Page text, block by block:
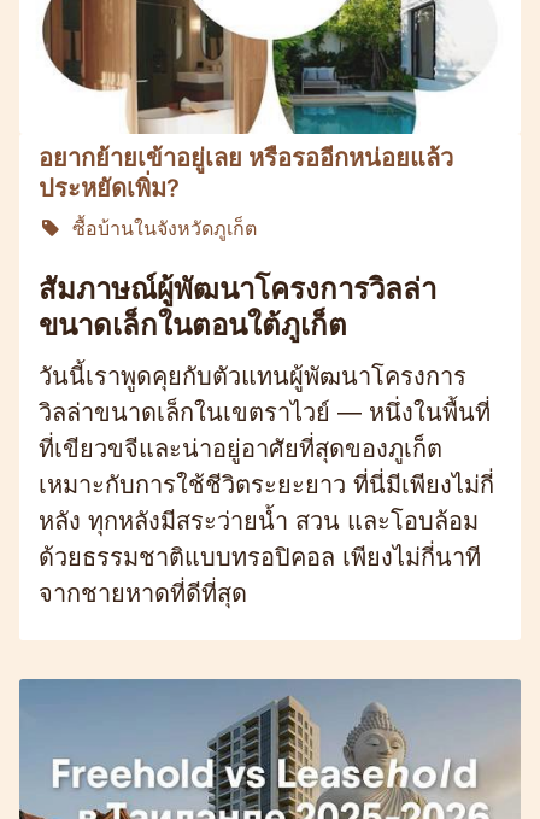
อยากย้ายเข้าอยู่เลย หรือรออีกหน่อยแล้ว
ประหยัดเพิ่ม?
ซื้อบ้านในจังหวัดภูเก็ต
สัมภาษณ์ผู้พัฒนาโครงการวิลล่า
ขนาดเล็กในตอนใต้ภูเก็ต
วันนี้เราพูดคุยกับตัวแทนผู้พัฒนาโครงการ
วิลล่าขนาดเล็กในเขตราไวย์ — หนึ่งในพื้นที่
ที่เขียวขจีและน่าอยู่อาศัยที่สุดของภูเก็ต
เหมาะกับการใช้ชีวิตระยะยาว ที่นี่มีเพียงไม่กี่
หลัง ทุกหลังมีสระว่ายน้ำ สวน และโอบล้อม
ด้วยธรรมชาติแบบทรอปิคอล เพียงไม่กี่นาที
จากชายหาดที่ดีที่สุด